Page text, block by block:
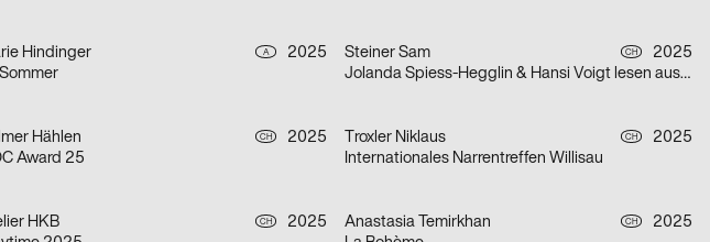
Hindinger A
2025
Steiner Sam CH
2025
Jolanda Spiess-Hegglin & Hansi Voigt lesen aus „Meistgeklickt“
Hählen CH
2025
Award 25
Troxler Niklaus CH
2025
Internationales Narrentreffen Willisau
HKB CH
2025
Anastasia Temirkhan CH
2025